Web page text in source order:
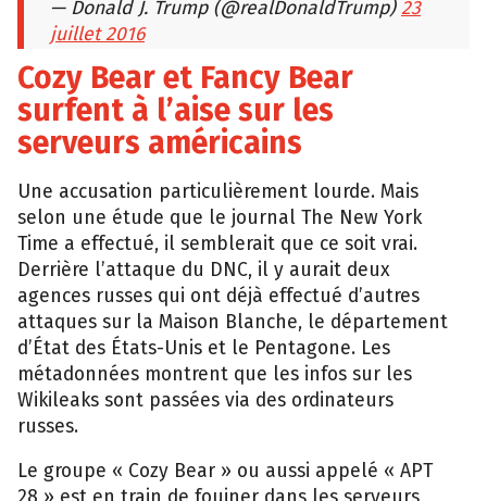
— Donald J. Trump (@realDonaldTrump)23
juillet 2016
Cozy Bear et Fancy Bear
surfent à l’aise sur les
serveurs américains
Une accusation particulièrement lourde. Mais
selon une étude que le journal The New York
Time a effectué, il semblerait que ce soit vrai.
Derrière l’attaque du DNC, il y aurait deux
agences russes qui ont déjà effectué d’autres
attaques sur la Maison Blanche, le département
d’État des États-Unis et le Pentagone. Les
métadonnées montrent que les infos sur les
Wikileaks sont passées via des ordinateurs
russes.
Le groupe « Cozy Bear » ou aussi appelé « APT